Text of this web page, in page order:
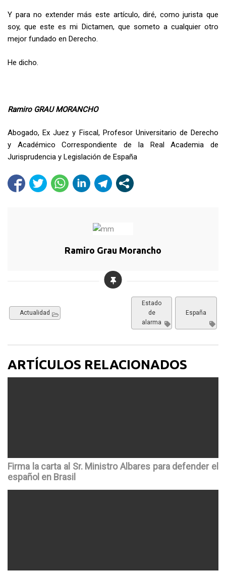
Y para no extender más este artículo, diré, como jurista que
soy, que este es mi Dictamen, que someto a cualquier otro
mejor fundado en Derecho.
He dicho.
Ramiro GRAU MORANCHO
Abogado, Ex Juez y Fiscal, Profesor Universitario de Derecho
y Académico Correspondiente de la Real Academia de
Jurisprudencia y Legislación de España
Ramiro Grau Morancho
Actualidad España
Estado
de
alarma
ARTÍCULOS RELACIONADOS
Firma la carta al Sr. Ministro Albares para defender el
español en Brasil